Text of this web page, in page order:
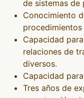
de sistemas de
Conocimiento
Capacidad
relaciones de
diversos.
Capacidad
Tres años de